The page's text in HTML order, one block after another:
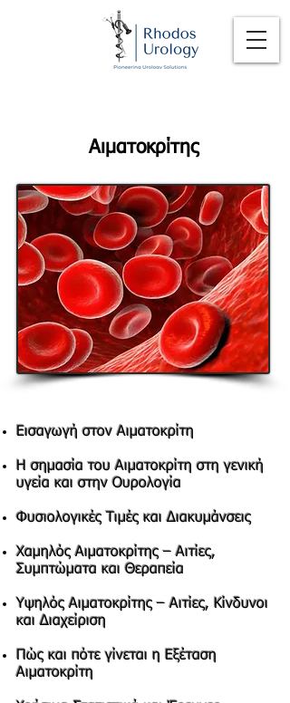
Αιματοκρίτης
Εισαγωγή στον Αιματοκρίτη
Η σημασία του Αιματοκρίτη στη γενική
υγεία και στην Ουρολογία
Φυσιολογικές Τιμές και Διακυμάνσεις
Χαμηλός Αιματοκρίτης – Αιτίες,
Συμπτώματα και Θεραπεία
Υψηλός Αιματοκρίτης – Αιτίες, Κίνδυνοι
και Διαχείριση
Πώς και πότε γίνεται η Εξέταση
Αιματοκρίτη